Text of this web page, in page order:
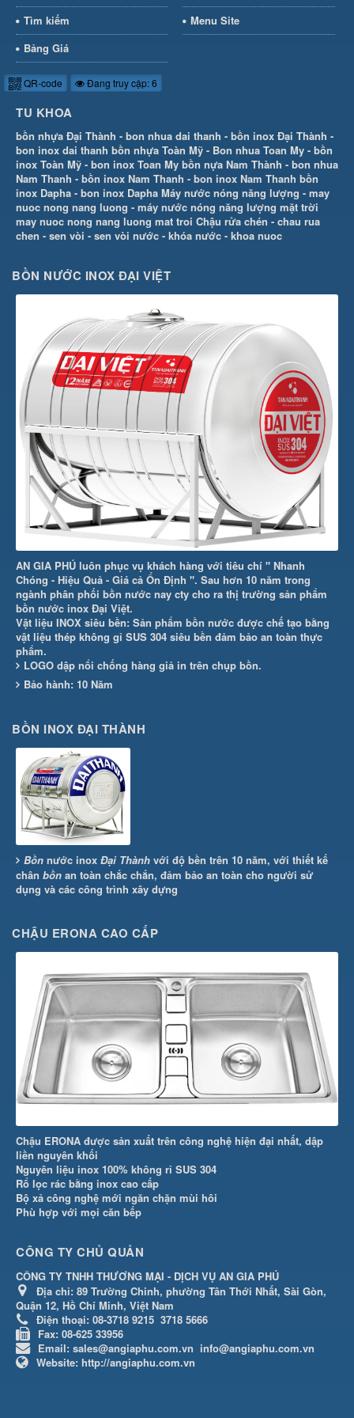
Tìm kiếm
Menu Site
Bảng Giá
QR-code Đang truy cập: 6
TU KHOA
bồn nhựa Đại Thành - bon nhua dai thanh - bồn inox Đại Thành -
bon inox dai thanh bồn nhựa Toàn Mỹ - Bon nhua Toan My - bồn
inox Toàn Mỹ - bon inox Toan My bồn nựa Nam Thành - bon nhua
Nam Thanh - bồn inox Nam Thanh - bon inox Nam Thanh bồn
inox Dapha - bon inox Dapha Máy nước nóng năng lượng - may
nuoc nong nang luong - máy nước nóng năng lượng mặt trời
may nuoc nong nang luong mat troi Chậu rửa chén - chau rua
chen - sen vòi - sen vòi nước - khóa nước - khoa nuoc
BỒN NƯỚC INOX ĐẠI VIỆT
AN GIA PHÚ luôn phục vụ khách hàng với tiêu chí " Nhanh
Chóng - Hiệu Quả - Giá cả Ổn Định ". Sau hơn 10 năm trong
ngành phân phối bồn nước nay cty cho ra thị trường sản phẩm
bồn nước inox Đại Việt.
Vật liệu INOX siêu bền: Sản phẩm bồn nước được chế tạo bằng
vật liệu thép không gỉ SUS 304 siêu bền đảm bảo an toàn thực
phẩm.
LOGO dập nổi chống hàng giả in trên chụp bồn.
Bảo hành: 10 Năm
BỒN INOX ĐẠI THÀNH
Bồn nước inox Đại Thành với độ bền trên 10 năm, với thiết kế
chân bồn an toàn chắc chắn, đảm bảo an toàn cho người sử
dụng và các công trình xây dựng
CHẬU ERONA CAO CẤP
Chậu ERONA được sản xuất trên công nghệ hiện đại nhất, dập
liền nguyên khối
Nguyên liệu inox 100% không rỉ SUS 304
Rổ lọc rác bằng inox cao cấp
Bộ xả công nghệ mới ngăn chặn mùi hôi
Phù hợp với mọi căn bếp
CÔNG TY CHỦ QUẢN
CÔNG TY TNHH THƯƠNG MẠI - DỊCH VỤ AN GIA PHÚ
Địa chỉ: 89 Trường Chinh, phường Tân Thới Nhất, Sài Gòn,
Quận 12, Hồ Chí Minh, Việt Nam
Điện thoại: 08-3718 9215 3718 5666
Fax: 08-625 33956
Email: sales@angiaphu.com.vn info@angiaphu.com.vn
Website: http://angiaphu.com.vn